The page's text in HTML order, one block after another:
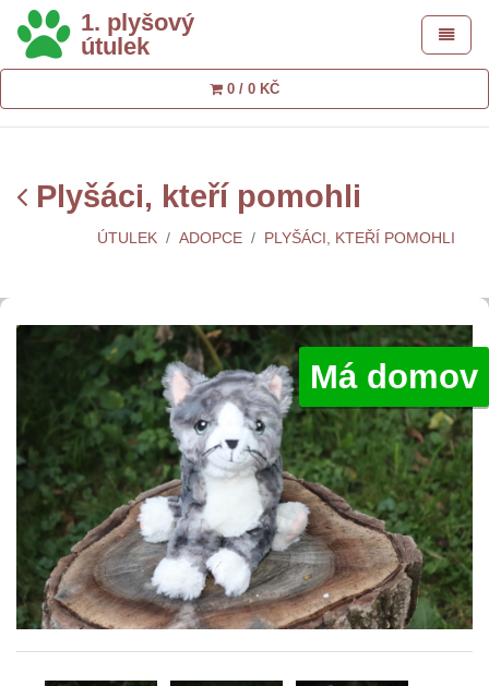
1. plyšový
útulek
Toggle
0 / 0 KČ
Plyšáci, kteří pomohli
ÚTULEK ADOPCE PLYŠÁCI, KTEŘÍ POMOHLI
Má domov